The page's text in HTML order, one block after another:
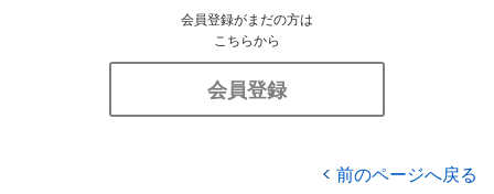
会員登録がまだの方は
こちらから
会員登録
前のページへ戻る